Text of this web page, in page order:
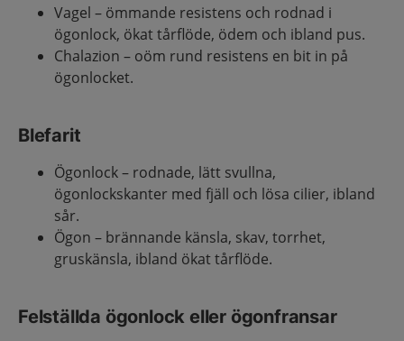
Vagel – ömmande resistens och rodnad i
ögonlock, ökat tårflöde, ödem och ibland pus.
Chalazion – oöm rund resistens en bit in på
ögonlocket.
Blefarit
Ögonlock – rodnade, lätt svullna,
ögonlockskanter med fjäll och lösa cilier, ibland
sår.
Ögon – brännande känsla, skav, torrhet,
gruskänsla, ibland ökat tårflöde.
Felställda ögonlock eller ögonfransar